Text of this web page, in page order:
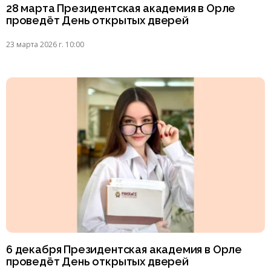
28 марта Президентская академия в Орле
проведёт День открытых дверей
23 марта 2026 г. 10:00
6 декабря Президентская академия в Орле
проведёт День открытых дверей